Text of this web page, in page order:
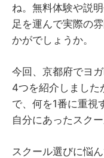
ね。無料体験や説
足を運んで実際の
かがでしょうか。
今回、京都府でヨ
4つを紹介しました
で、何を1番に重視
自分にあったスク
スクール選びに悩